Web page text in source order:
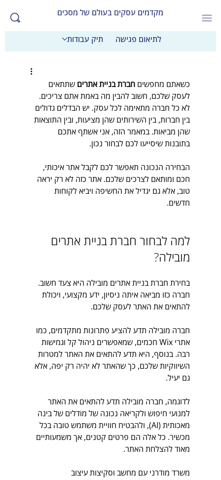
מקדמים עסקים בעולם של מסכים
לתיאום פגישה תיק עבודות
כשאתם מחפשים חברת בניית אתרים שתתאים
לעסק שלכם, חשוב להבין מה באמת אתם צריכים.
לא כל חברה מתאימה לכל עסק. יש הבדלים גדולים
בין חברות, בין השירותים שהן מציעות, ובין התוצאות
שהן מביאות. במאמר הזה, אני אשתף אתכם
בתובנות שיסייעו לכם לבחור נכון.
הבחירה הנכונה תאפשר לכם לקבל אתר איכותי,
חכם ומותאם לצרכים שלכם. אתר כזה לא רק יראה
טוב, אלא גם יגדיל את החשיפה ויביא לקוחות
חדשים.
למה לבחור חברת בניית אתרים
מובילה?
בחירת חברת בניית אתרים מובילה היא צעד חשוב.
חברה כזו מביאה איתה ניסיון, ידע מקצועי, ויכולת
להתאים את האתר לעסק שלכם.
חברה מובילה תדע להציע פתרונות מתקדמים, כמו
אתרי Wix חכמים, שמאפשרים ניהול קל וגמישות
רבה. בנוסף, היא תדע להתאים את האתר למטרות
השיווקיות שלכם, כך שהאתר לא יהיה רק יפה, אלא
גם יעיל.
לדוגמה, חברה מובילה תדע להתאים את האתר
למנועי חיפוש ולקריאה נכונה של מודלים של בינה
מאכותית (AI), ולהבטיח חוויית משתמש טובה בכל
מכשיר. כל אלה הם פרטים קטנים, אך משמעותיים
מאוד להצלחת האתר.
משרד מודרני עם מחשב וסקיצות עיצוב